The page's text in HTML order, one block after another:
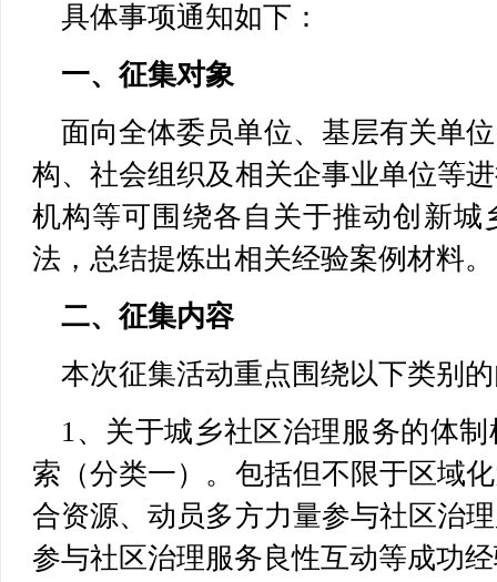
具体事项通知如下：
一、征集对象
面向全体委员单位、基层有关单
构、社会组织及相关企事业单位等
机构等可围绕各自关于推动创新城
法，总结提炼出相关经验案例材料。
二、征集内容
本次征集活动重点围绕以下类别
1、关于城乡社区治理服务的体
索（分类一）。包括但不限于区域
合资源、动员多方力量参与社区治
参与社区治理服务良性互动等成功